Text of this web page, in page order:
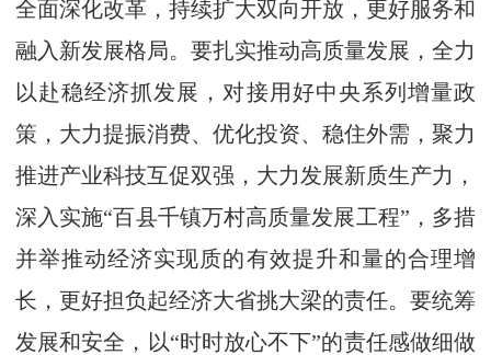
全面深化改革，持续扩大双向开放，更好服务和
融入新发展格局。要扎实推动高质量发展，全力
以赴稳经济抓发展，对接用好中央系列增量政
策，大力提振消费、优化投资、稳住外需，聚力
推进产业科技互促双强，大力发展新质生产力，
深入实施“百县千镇万村高质量发展工程”，多措
并举推动经济实现质的有效提升和量的合理增
长，更好担负起经济大省挑大梁的责任。要统筹
发展和安全，以“时时放心不下”的责任感做细做